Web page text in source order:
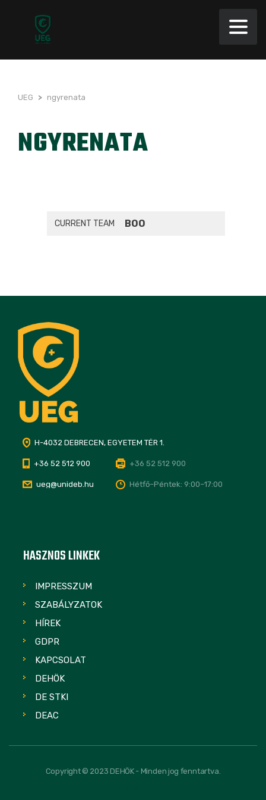
UEG > ngyrenata
NGYRENATA
CURRENT TEAM BOO
H-4032 DEBRECEN, EGYETEM TÉR 1.
+36 52 512 900 +36 52 512 900
ueg@unideb.hu Hétfő–Péntek: 9:00–17:00
HASZNOS LINKEK
IMPRESSZUM
SZABÁLYZATOK
HÍREK
GDPR
KAPCSOLAT
DEHÖK
DE STKI
DEAC
Copyright © 2023 DEHÖK - Minden jog fenntartva.